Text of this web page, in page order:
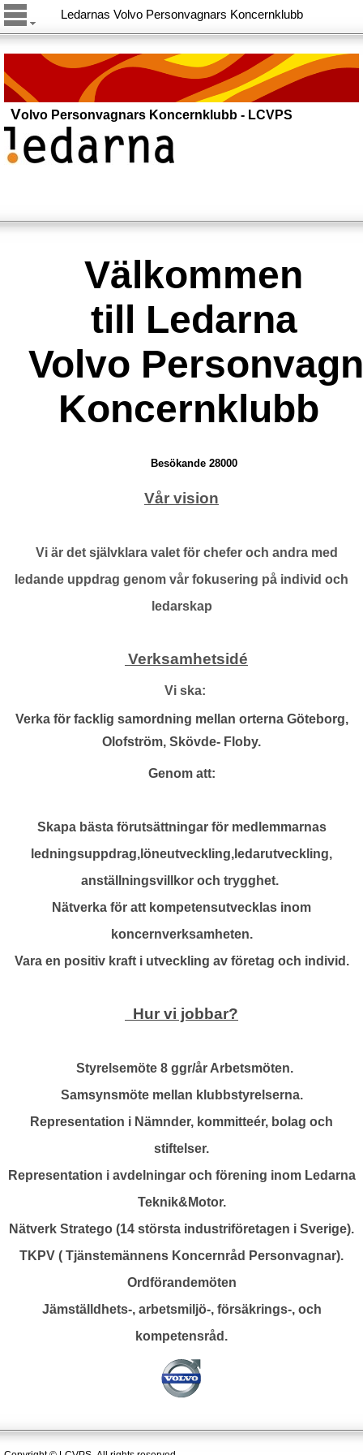
Volvo Personvagnars Koncernklubb - LCVPS
Ledarnas Volvo Personvagnars Koncernklubb
Välkommen
till Ledarna
Volvo
Koncernklubb
Besökande 28000
Vår vision
Vi är det självklara valet för chefer och andra med
ledande uppdrag genom vår fokusering på individ och
ledarskap
Verksamhetsidé
Vi ska:
Verka för facklig samordning mellan orterna Göteborg,
Olofström, Skövde- Floby.
Genom att:
Skapa bästa förutsättningar för medlemmarnas
ledningsuppdrag,löneutveckling,ledarutveckling,
anställningsvillkor och trygghet.
Nätverka för att kompetensutvecklas inom
koncernverksamheten.
Vara en positiv kraft i utveckling av företag och individ.
Hur vi jobbar?
Styrelsemöte 8 ggr/år Arbetsmöten.
Samsynsmöte mellan klubbstyrelserna.
Representation i Nämnder, kommitteér, bolag och
stiftelser.
Representation i avdelningar och förening inom Ledarna
Teknik&Motor.
Nätverk Stratego (14 största industriföretagen i Sverige).
TKPV ( Tjänstemännens Koncernråd Personvagnar).
Ordförandemöten
Jämställdhets-, arbetsmiljö-, försäkrings-, och
kompetensråd.